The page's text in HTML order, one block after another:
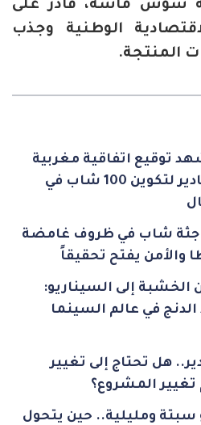
سوس ماسة، قادر على
الوطنية وجذب
المنتجة.
توقيع اتفاقية مغربية
تشادية بأكادير لتكوين 100 شاب في
جثة شاب في ظروف غامضة
والأمن يفتح تحقيقاً
الخشبة إلى السيناريو:
في عالم السينما
هل تحتاج إلى تغيير
تغيير المشروع؟
سبتة ومليلية.. حين يتحول